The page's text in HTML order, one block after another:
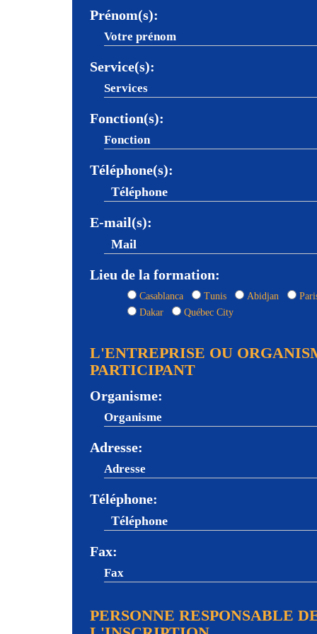
Prénom(s):
Service(s):
Fonction(s):
Téléphone(s):
E-mail(s):
Lieu de la formation:
Casablanca Tunis Abidjan
Dakar
Québec City
L'ENTREPRISE OU
PARTICIPANT
Organisme:
Adresse:
Téléphone:
Fax:
PERSONNE RESPONSABLE